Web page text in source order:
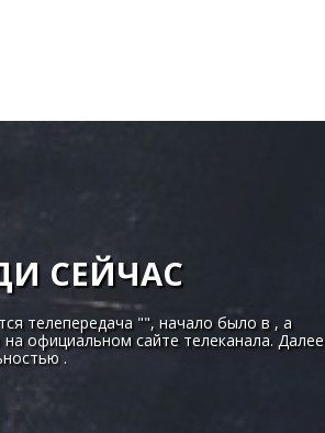
СЕЙЧАС
телепередача "", начало было в , а
официальном сайте телеканала. Далее
.